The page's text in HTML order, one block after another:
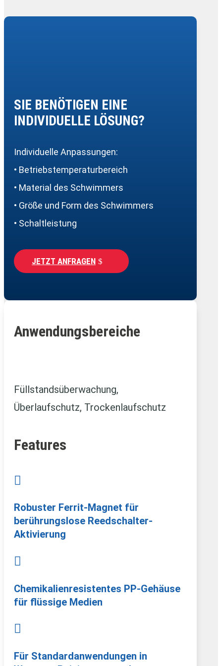
SIE BENÖTIGEN EINE
INDIVIDUELLE LÖSUNG?
Individuelle Anpassungen:
• Betriebstemperaturbereich
• Material des Schwimmers
• Größe und Form des Schwimmers
• Schaltleistung
JETZT ANFRAGEN
Anwendungsbereiche
Füllstandsüberwachung,
Überlaufschutz, Trockenlaufschutz
Features

Robuster Ferrit-Magnet für
berührungslose Reedschalter-
Aktivierung

Chemikalienresistentes PP-Gehäuse
für flüssige Medien

Für Standardanwendungen in